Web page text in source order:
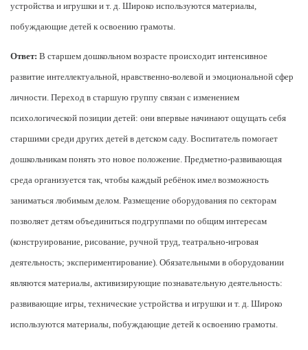
устройства и игрушки и т. д. Широко используются материалы,
побуждающие детей к освоению грамоты.
Ответ: В старшем дошкольном возрасте происходит интенсивное
развитие интеллектуальной, нравственно-волевой и эмоциональной сфер
личности. Переход в старшую группу связан с изменением
психологической позиции детей: они впервые начинают ощущать себя
старшими среди других детей в детском саду. Воспитатель помогает
дошкольникам понять это новое положение. Предметно-развивающая
среда организуется так, чтобы каждый ребёнок имел возможность
заниматься любимым делом. Размещение оборудования по секторам
позволяет детям объединиться подгруппами по общим интересам
(конструирование, рисование, ручной труд, театрально-игровая
деятельность; экспериментирование). Обязательными в оборудовании
являются материалы, активизирующие познавательную деятельность:
развивающие игры, технические устройства и игрушки и т. д. Широко
используются материалы, побуждающие детей к освоению грамоты.